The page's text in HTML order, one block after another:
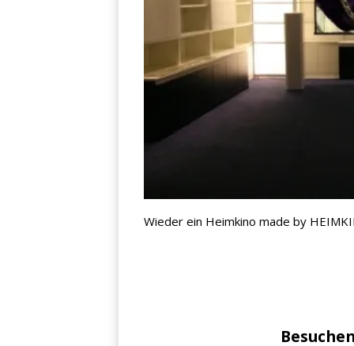
Wieder ein Heimkino made by
Mit der Anmeldung akzeptieren Sie unsere